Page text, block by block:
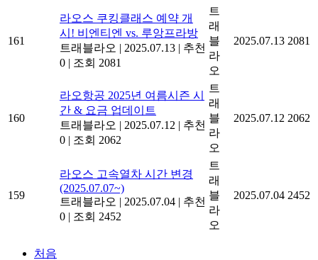
161
라오스 쿠킹클래스 예약 개
시! 비엔티엔 vs. 루앙프라방
트래블라오 | 2025.07.13 | 추천
0 | 조회 2081
트
래
블
라
오
2025.07.13 2081
160
라오항공 2025년 여름시즌 시
간 & 요금 업데이트
트래블라오 | 2025.07.12 | 추천
0 | 조회 2062
트
래
블
라
오
2025.07.12 2062
159
라오스 고속열차 시간 변경
(2025.07.07~)
트래블라오 | 2025.07.04 | 추천
0 | 조회 2452
트
래
블
라
오
2025.07.04 2452
처음